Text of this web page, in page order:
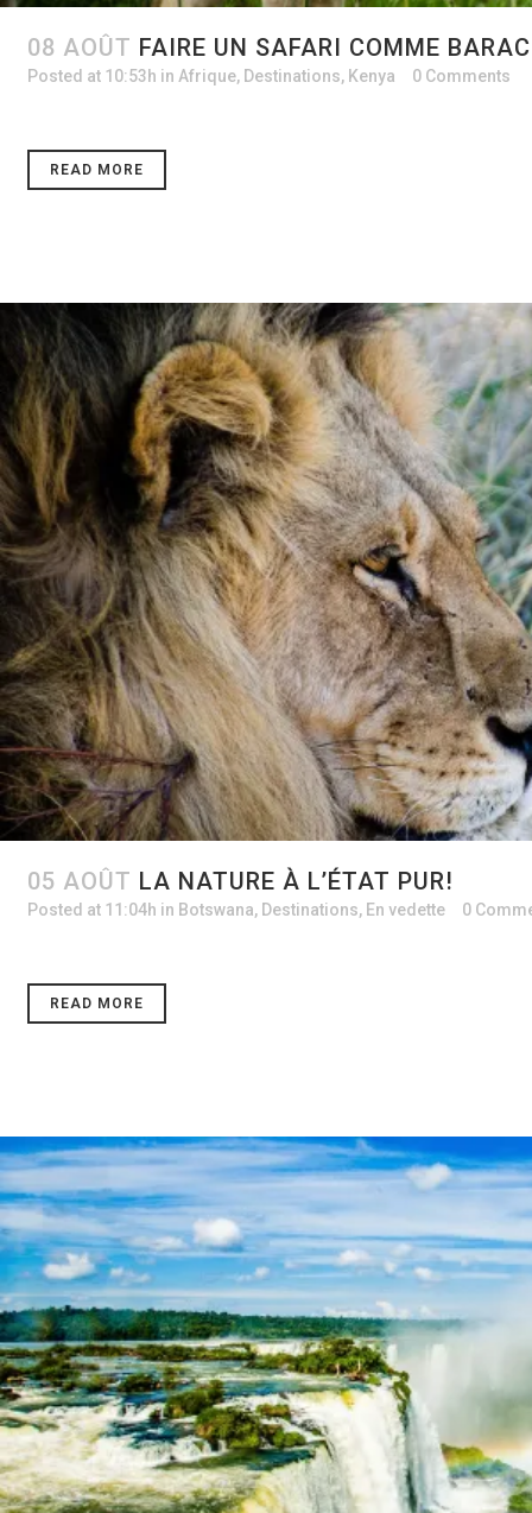
08 AOÛT FAIRE UN SAFARI COMME
Posted at 10:53h in Afrique, Destinations, Kenya 0 Comments
READ MORE
05 AOÛT LA NATURE À L’ÉTAT PUR!
Posted at 11:04h in Botswana, Destinations, En vedette 0
READ MORE